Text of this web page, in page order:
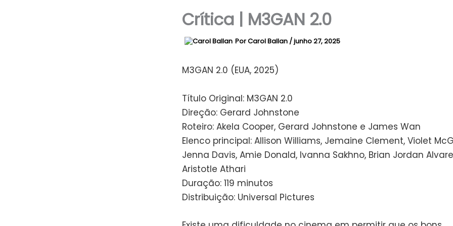
Crítica | M3GAN 2.0
PorCarol Ballan /junho 27, 2025
M3GAN 2.0 (EUA, 2025)
Título Original: M3GAN 2.0
Direção: Gerard Johnstone
Roteiro: Akela Cooper, Gerard Johnstone e James Wan
Elenco principal: Allison Williams, Jemaine Clement, Violet
Jenna Davis, Amie Donald, Ivanna Sakhno, Brian Jordan
Aristotle Athari
Duração: 119 minutos
Distribuição: Universal Pictures